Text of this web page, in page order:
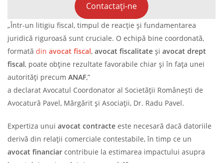
Contactați-ne
„Într-un litigiu fiscal, timpul de reacție și fundamentarea
juridică riguroasă sunt cruciale. O echipă bine coordonată,
formată din avocat fiscal, avocat fiscalitate și avocat drept
fiscal, poate obține rezultate favorabile chiar și în fața unei
autorități precum ANAF,”
a declarat Avocatul Coordonator al Societății Românești de
Avocatură Pavel, Mărgărit și Asociații, Dr. Radu Pavel.
Expertiza unui avocat contracte este necesară dacă datoriile
derivă din relații comerciale contestabile, în timp ce un
avocat financiar contribuie la estimarea impactului asupra